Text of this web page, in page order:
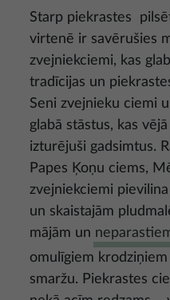
Starp piekrastes
virtenē ir savērušies
zvejniekciemi, kas
tradīcijas un
Seni zvejnieku ciemi
glabā stāstus, kas
izturējuši gadsimtus.
Papes Ķoņu ciems,
zvejniekciemi
un skaistajām
mājām un
omulīgiem
smaržu. Piekrastes